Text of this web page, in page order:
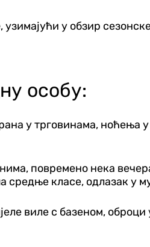
у обзир
особу:
у трговинама, ноћења
повремено нека
средње класе, одлазак у
виле с базеном,